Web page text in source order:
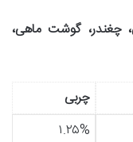
چغندر، گوشت ماهی،
چربی
۱.۲۵%